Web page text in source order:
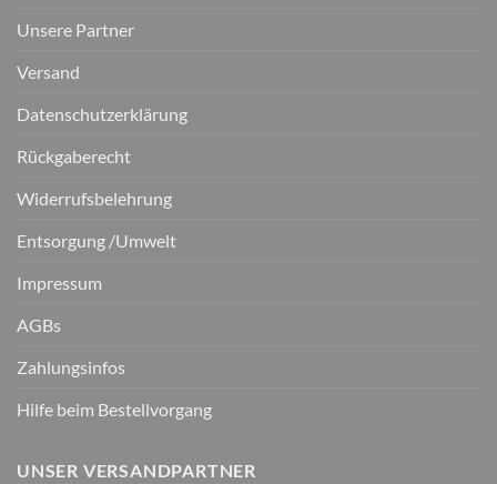
Unsere Partner
Versand
Datenschutzerklärung
Rückgaberecht
Widerrufsbelehrung
Entsorgung /Umwelt
Impressum
AGBs
Zahlungsinfos
Hilfe beim Bestellvorgang
UNSER VERSANDPARTNER